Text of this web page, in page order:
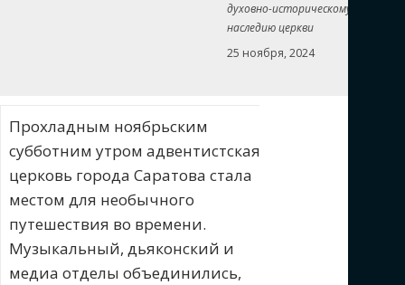
духовно-историческому
наследию церкви
25 ноября, 2024
Прохладным ноябрьским
субботним утром адвентистская
церковь города Саратова стала
местом для необычного
путешествия во времени.
Музыкальный, дьяконский и
медиа отделы объединились,